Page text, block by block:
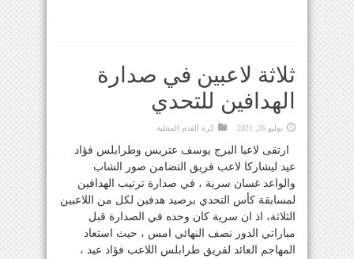
ثلاثة لاعبين في صدارة
الهدافين للتحدي
يوليو 26, 2021 كرة القدم المحلية
ارتقى لاعبا البرج يوسف عتريس وطرابلس فؤاد
عيد ليشاركا لاعب فريق التضامن صور الشاب
والواعد غسان سرية ، في صدارة ترتيب الهدافين
لمسابقة كأس التحدي برصيد هدفين لكل من اللاعبين
الثلاثة، اذ ان سرية كان وحده في الصدارة قبل
مباراتي الدور نصف النهائي امس ، حيث استعاد
المهاجم العائد لفريق طرابلس اللاعب فؤاد عيد ،